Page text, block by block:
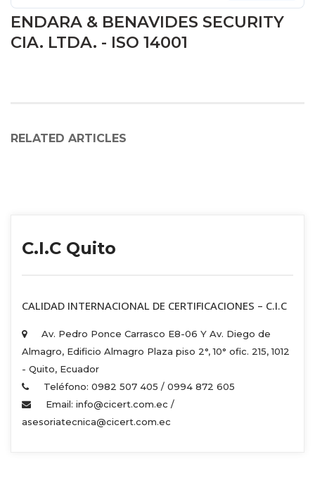
ENDARA & BENAVIDES SECURITY
CIA. LTDA. - ISO 14001
RELATED ARTICLES
C.I.C Quito
CALIDAD INTERNACIONAL DE CERTIFICACIONES – C.I.C
Av. Pedro Ponce Carrasco E8-06 Y Av. Diego de
Almagro, Edificio Almagro Plaza piso 2°, 10° ofic. 215, 1012
- Quito, Ecuador
Teléfono: 0982 507 405 / 0994 872 605
Email: info@cicert.com.ec /
asesoriatecnica@cicert.com.ec